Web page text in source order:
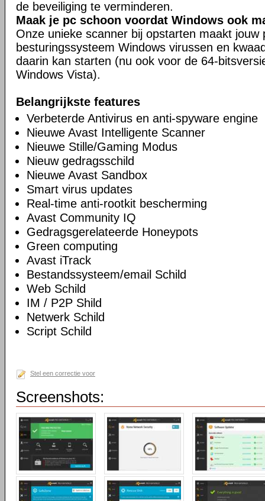
de beveiliging te verminderen.
Maak je pc schoon voordat Windows ook
Onze unieke scanner bij opstarten maakt jouw
besturingssysteem Windows virussen en
daarin kan starten (nu ook voor de 64-
Windows Vista).
Belangrijkste features
Verbeterde Antivirus en anti-spyware engine
Nieuwe Avast Intelligente Scanner
Nieuwe Stille/Gaming Modus
Nieuw gedragsschild
Nieuwe Avast Sandbox
Smart virus updates
Real-time anti-rootkit bescherming
Avast Community IQ
Gedragsgerelateerde Honeypots
Green computing
Avast iTrack
Bestandssysteem/email Schild
Web Schild
IM / P2P Shild
Netwerk Schild
Script Schild
Stel een correctie voor
Screenshots: